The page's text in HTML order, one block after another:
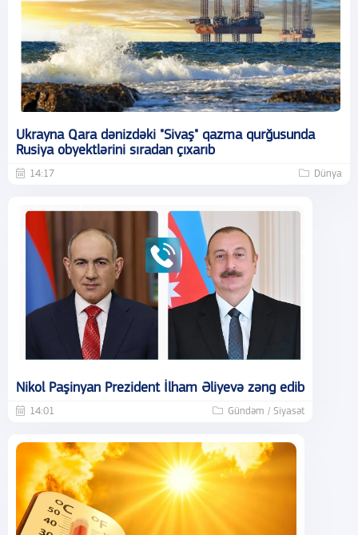
Ukrayna Qara dənizdəki "Sivaş" qazma qurğusunda
Rusiya obyektlərini sıradan çıxarıb
14:17 Dünya
Nikol Paşinyan Prezident İlham Əliyevə zəng edib
14:01 Gündəm / Siyasət